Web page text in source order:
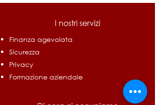
I nostri servizi
Finanza agevolata
Sicurezza
Privacy
Formazione aziendale